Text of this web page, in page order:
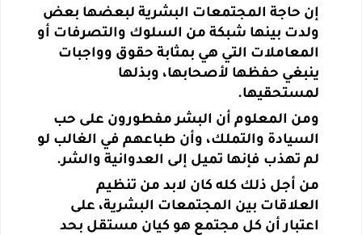
إن حاجة المجتمعات البشرية لبعضها بعض
ولدت بينها شبكة من السلوك والتصرفات أو
المعاملات التي هي بمثابة حقوق وواجبات
ينبغي حفظها لأصحابها، وبذلها
لمستحقيها.
ومن المعلوم أن البشر مفطورون على حب
السيادة والتملك، وأن طباعهم في الغالب لو
لم تهذب فإنها تميل إلى العدوانية والشر.
من أجل ذلك كله كان لابد من تنظيم
العلاقات بين المجتمعات البشرية، على
اعتبار أن كل مجتمع هو كيان مستقل بحد